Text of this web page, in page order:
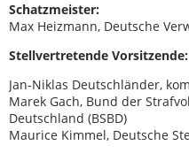
Schatzmeister:
Max Heizmann, Deutsche
Stellvertretende Vorsitzende:
Jan-Niklas Deutschländer,
Marek Gach, Bund der
Deutschland (BSBD)
Maurice Kimmel, Deutsche